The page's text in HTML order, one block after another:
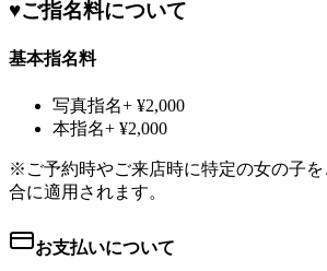
♥ご指名料について
基本指名料
写真指名+ ¥2,000
本指名+ ¥2,000
※ご予約時やご来店時に特定の女の子
合に適用されます。
お支払いについて